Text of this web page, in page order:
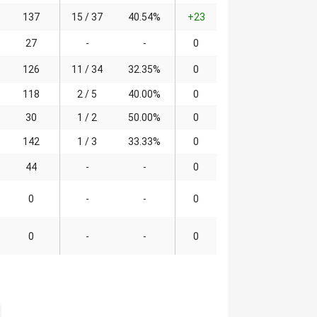
137 15 / 37 40.54% +23
27 - - 0
126 11 / 34 32.35% 0
118 2 / 5 40.00% 0
30 1 / 2 50.00% 0
142 1 / 3 33.33% 0
44 - - 0
0 - - 0
0 - - 0